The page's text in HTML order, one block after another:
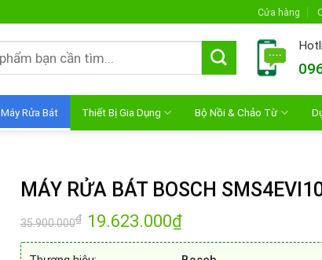
Cửa hàng
Máy Rửa Bát Thiết Bị Gia Dụng Bộ Nồi & Chảo Từ
MÁY RỬA BÁT BOSCH
35.900.000₫ Giá
gốc
là:
19.623.000₫Giá
hiện
tại